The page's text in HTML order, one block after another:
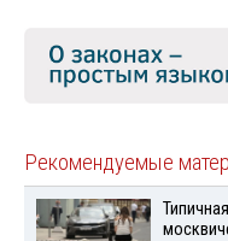
Рекомендуемые